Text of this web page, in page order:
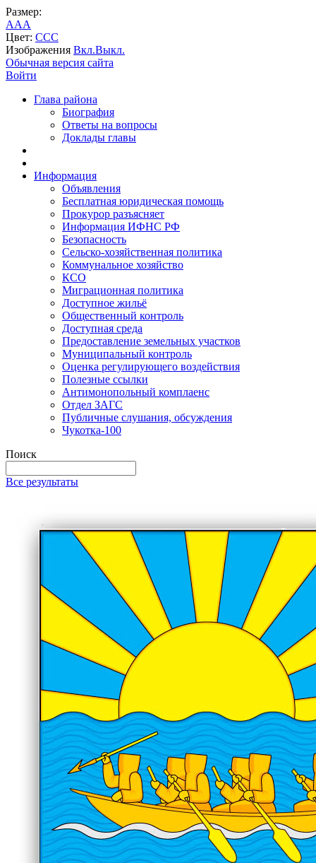
Размер:
AAA
Цвет: CCC
Изображения Вкл.Выкл.
Обычная версия сайта
Войти
Глава района
Биография
Ответы на вопросы
Доклады главы
Информация
Объявления
Бесплатная юридическая помощь
Прокурор разъясняет
Информация ИФНС РФ
Безопасность
Сельско-хозяйственная политика
Коммунальное хозяйство
КСО
Миграционная политика
Доступное жильё
Общественный контроль
Доступная среда
Предоставление земельных участков
Муниципальный контроль
Оценка регулирующего воздействия
Полезные ссылки
Антимонопольный комплаенс
Отдел ЗАГС
Публичные слушания, обсуждения
Чукотка-100
Поиск
Все результаты